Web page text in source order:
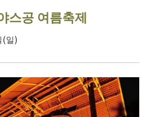
스공 여름축제
(일)